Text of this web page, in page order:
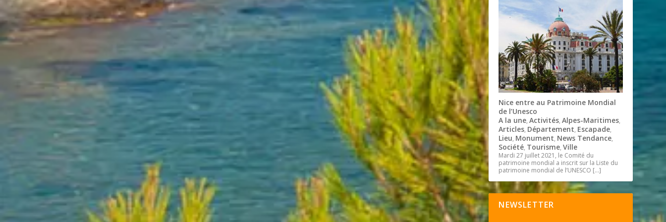
Nice entre au Patrimoine Mondial
de l’Unesco
A la une,Activités,Alpes-Maritimes,
Articles, Département, Escapade,
Lieu, Monument, News Tendance,
Société, Tourisme,Ville
Mardi 27 juillet 2021, le Comité du
patrimoine mondial a inscrit sur la Liste du
patrimoine mondial de l’UNESCO […]
NEWSLETTER